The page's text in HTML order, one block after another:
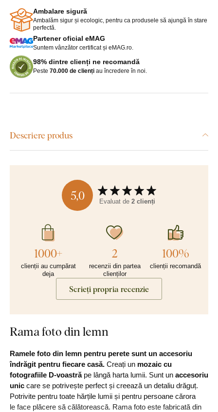
Ambalare sigură
Ambalăm sigur și ecologic, pentru ca produsele să ajungă în stare
perfectă.
Partener oficial eMAG
Suntem vânzător certificat și eMAG.ro.
98% dintre clienți ne recomandă
Peste 70.000 de clienți au încredere în noi.
Descriere produs
5,0 Evaluat de 2 clienți
1000+
clienții au cumpărat
deja
2
recenzii din partea
clienților
100%
clienții recomandă
Scrieți propria recenzie
Rama foto din lemn
Ramele foto din lemn pentru perete sunt un accesoriu
îndrăgit pentru fiecare casă. Creați un mozaic cu
fotografiile D-voastrăpe lângă harta lumii. Sunt un accesoriu
unic care se potrivește perfect și creează un detaliu drăguț.
Potrivite pentru toate hărțile lumii și pentru persoane cărora
le face plăcere să călătorească. Rama foto este fabricată din